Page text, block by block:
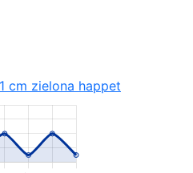
cm zielona happet